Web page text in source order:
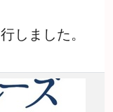
しました。